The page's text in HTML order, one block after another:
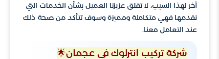
آخر لهذا السبب، لا تقلق عزيزنا العميل بشأن الخدمات التي
نقدمها فهي متكاملة ومميزة وسوف تتأكد من صحة ذلك
عند التعامل معنا.
شركة تركيب انترلوك في عجمان🌟